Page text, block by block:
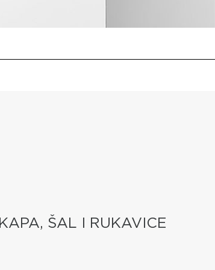
KAPA, ŠAL I RUKAVICE